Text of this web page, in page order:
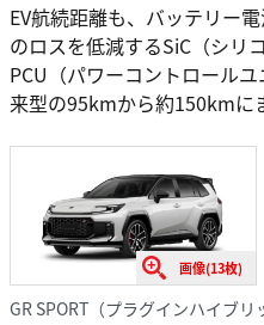
EV航続距離も、バッテリー
のロスを低減するSiC（シリ
PCU（パワーコントロール
来型の95kmから約150kmに
画像(13枚)
GR SPORT（プラグインハイブリ